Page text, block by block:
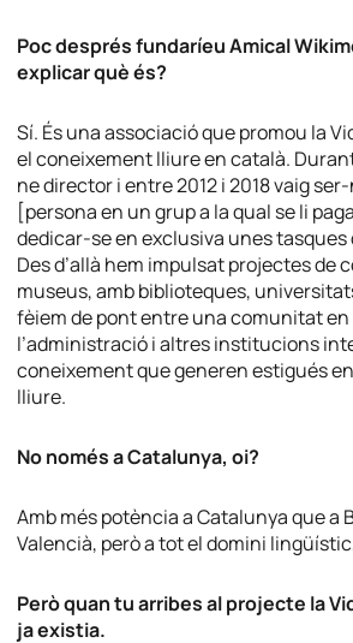
Poc després fundaríeu Amical
explicar què és?
Sí. És una associació que promou la
el coneixement lliure en català.
ne director i entre 2012 i 2018 vaig
[persona en un grup a la qual se li
dedicar-se en exclusiva unes
Des d’allà hem impulsat projectes de
museus, amb biblioteques,
fèiem de pont entre una comunitat en
l’administració i altres institucions
coneixement que generen estigués
lliure.
No només a Catalunya, oi?
Amb més potència a Catalunya que a
Valencià, però a tot el domini
Però quan tu arribes al projecte la
ja existia.